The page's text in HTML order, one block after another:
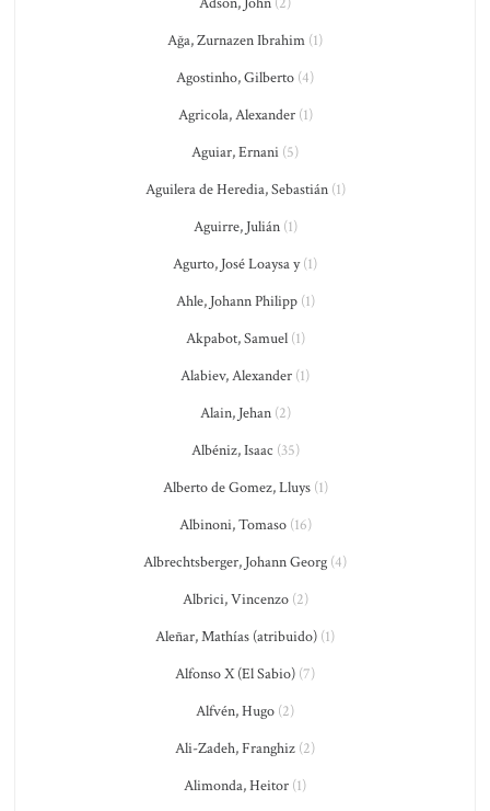
Ağa, Zurnazen Ibrahim (1)
Agostinho, Gilberto (4)
Agricola, Alexander(1)
Aguiar, Ernani (5)
Aguilera de Heredia, Sebastián(1)
Aguirre, Julián(1)
Agurto, José Loaysa y(1)
Ahle, Johann Philipp(1)
Akpabot, Samuel(1)
Alabiev, Alexander (1)
Alain, Jehan(2)
Albéniz, Isaac (35)
Alberto de Gomez, Lluys(1)
Albinoni, Tomaso(16)
Albrechtsberger, Johann Georg (4)
Albrici, Vincenzo(2)
Aleñar, Mathías (atribuido) (1)
Alfonso X (El Sabio) (7)
Alfvén, Hugo (2)
Ali-Zadeh, Franghiz (2)
Alimonda, Heitor (1)